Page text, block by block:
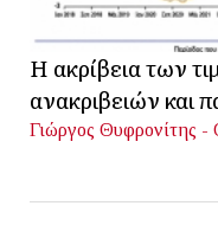
Η ακρίβεια των
ανακριβειών και
Γιώργος Θυφρονίτης